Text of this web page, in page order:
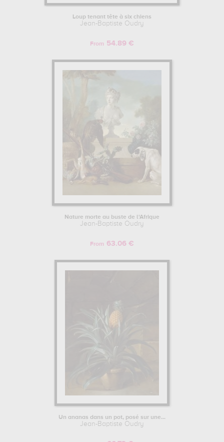
Loup tenant tête à six chiens
Jean-Baptiste Oudry
From 54.89 €
Nature morte au buste de l'Afrique
Jean-Baptiste Oudry
From 63.06 €
Un ananas dans un pot, posé sur une...
Jean-Baptiste Oudry